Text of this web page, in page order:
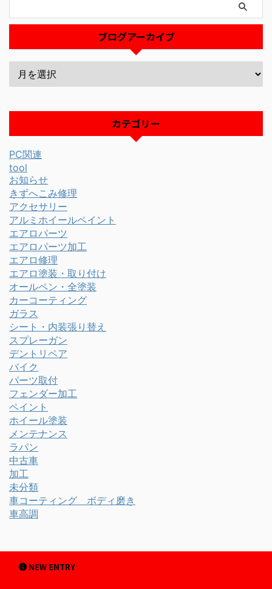
ブログアーカイブ
カテゴリー
PC関連
tool
お知らせ
きずへこみ修理
アクセサリー
アルミホイールペイント
エアロパーツ
エアロパーツ加工
エアロ修理
エアロ塗装・取り付け
オールペン・全塗装
カーコーティング
ガラス
シート・内装張り替え
スプレーガン
デントリペア
バイク
パーツ取付
フェンダー加工
ペイント
ホイール塗装
メンテナンス
ラパン
中古車
加工
未分類
車コーティング ボディ磨き
車高調
NEW ENTRY